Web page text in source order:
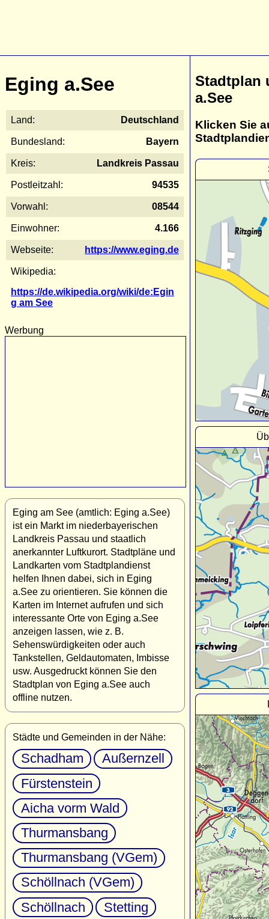
Eging a.See
Land: Deutschland
Bundesland: Bayern
Kreis: Landkreis Passau
Postleitzahl: 94535
Vorwahl: 08544
Einwohner: 4.166
Webseite: https://www.eging.de
Wikipedia:
https://de.wikipedia.org/wiki/de:Egin
g am See
Werbung
Eging am See (amtlich: Eging a.See)
ist ein Markt im niederbayerischen
Landkreis Passau und staatlich
anerkannter Luftkurort. Stadtpläne und
Landkarten vom Stadtplandienst
helfen Ihnen dabei, sich in Eging
a.See zu orientieren. Sie können die
Karten im Internet aufrufen und sich
interessante Orte von Eging a.See
anzeigen lassen, wie z. B.
Sehenswürdigkeiten oder auch
Tankstellen, Geldautomaten, Imbisse
usw. Ausgedruckt können Sie den
Stadtplan von Eging a.See auch
offline nutzen.
Städte und Gemeinden in der Nähe:
Schadham
Außernzell
Fürstenstein
Aicha vorm Wald
Thurmansbang
Thurmansbang (VGem)
Schöllnach (VGem)
Schöllnach
Stetting
Stadtplan
a.See
Klicken Sie